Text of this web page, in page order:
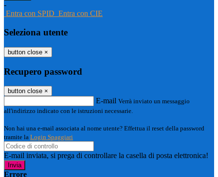
-
Entra con SPID Entra con CIE
Seleziona utente
button close ×
Recupero password
button close ×
E-mail Verrà inviato un messaggio
all'indirizzo indicato con le istruzioni necessarie.
Non hai una e-mail associata al nome utente? Effettua il reset della password
tramite la Login Spaggiari
E-mail inviata, si prega di controllare la casella di posta elettronica!
Errore